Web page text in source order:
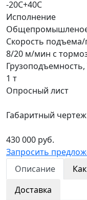
-20С+40С
Исполнение
Скорость
8/20 м/мин с
Грузоподъемность,
1 т
Опросный лист
Габаритный чертеж
430 000 руб.
Запросить
Описание
Доставка